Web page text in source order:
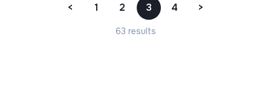
< 1 2 3 4 >
63 results